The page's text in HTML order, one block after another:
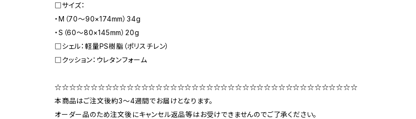
□サイズ：
・M（70〜90×174mm）34g
・S（60〜80×145mm）20g
□シェル：軽量PS樹脂（ポリスチレン）
□クッション：ウレタンフォーム
☆☆☆☆☆☆☆☆☆☆☆☆☆☆☆☆☆☆☆☆☆☆☆☆☆☆☆☆☆☆☆☆☆☆☆☆☆☆☆☆☆☆
本商品はご注文後約3〜4週間でお届けとなります。
オーダー品のため注文後にキャンセル返品等はお受けできませんのでご了承ください。